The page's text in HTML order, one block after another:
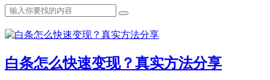
白条怎么快速变现？真实方法分享